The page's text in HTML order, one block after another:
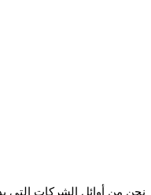
نحن من أوائل الشركات التي